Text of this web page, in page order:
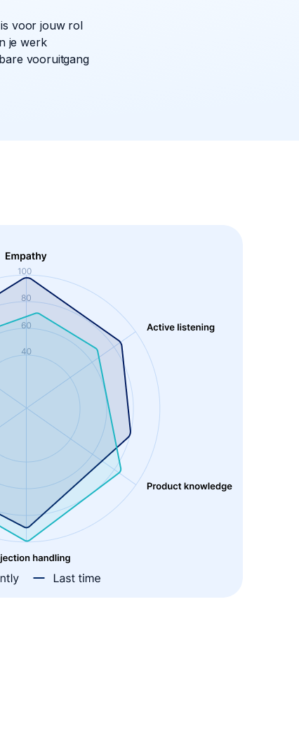
voor jouw rol
je werk
vooruitgang